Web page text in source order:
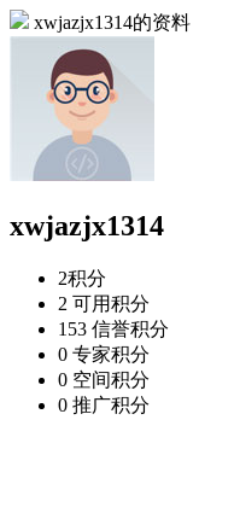
xwjazjx1314的资料
xwjazjx1314
2积分
2 可用积分
153 信誉积分
0 专家积分
0 空间积分
0 推广积分